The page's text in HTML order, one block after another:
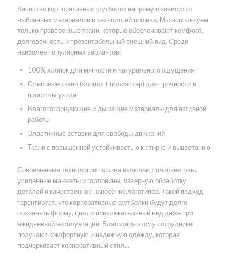
Качество корпоративных футболок напрямую зависит от
выбранных материалов и технологий пошива. Мы используем
только проверенные ткани, которые обеспечивают комфорт,
долговечность и презентабельный внешний вид. Среди
наиболее популярных вариантов:
100% хлопок для мягкости и натурального ощущения
Смесовые ткани (хлопок + полиэстер) для прочности и
простоты ухода
Влагопоглощающие и дышащие материалы для активной
работы
Эластичные вставки для свободы движений
Ткани с повышенной устойчивостью к стирке и выцветанию
Современные технологии пошива включают плоские швы,
усиленные манжеты и горловины, лазерную обработку
деталей и качественное нанесение логотипов. Такой подход
гарантирует, что корпоративные футболки будут долго
сохранять форму, цвет и привлекательный вид даже при
ежедневной эксплуатации. Благодаря этому сотрудники
получают комфортную и надежную одежду, которая
подчеркивает корпоративный стиль.